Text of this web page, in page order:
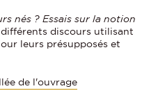
nés ? Essais sur la notion
discours utilisant
leurs présupposés et
de l'ouvrage